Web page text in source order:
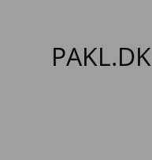
PAKL.DK